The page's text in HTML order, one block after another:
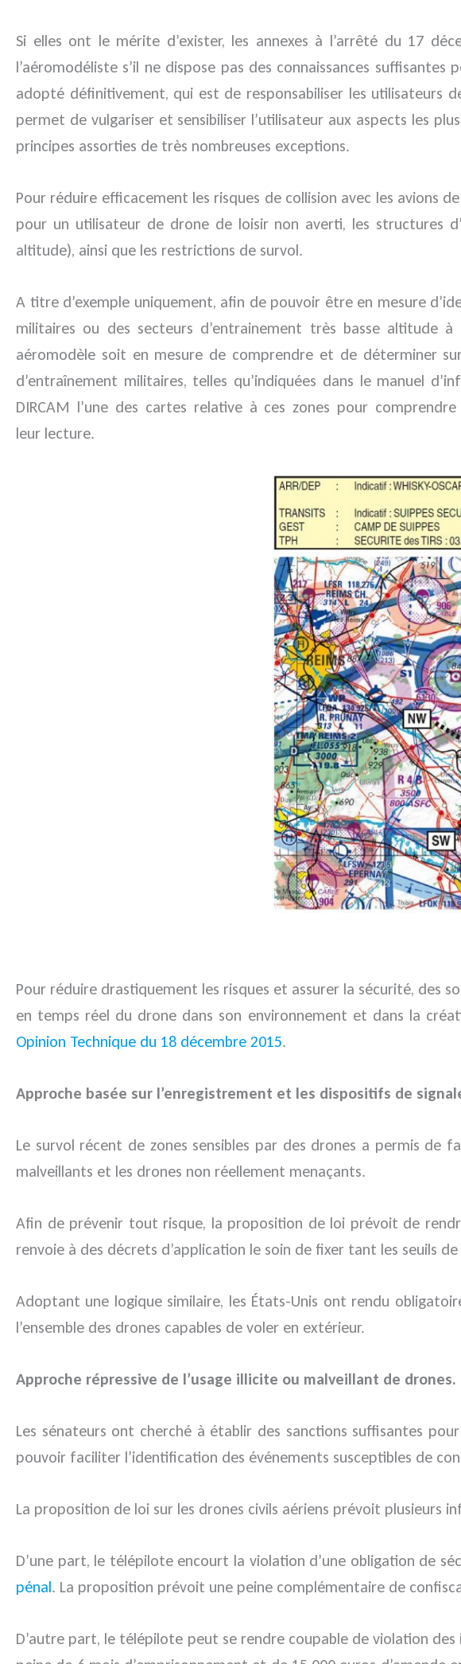
Si elles ont le mérite d’exister, les annexes à l’arrêté du 17
l’aéromodéliste s’il ne dispose pas des connaissances
adopté définitivement, qui est de responsabiliser les
permet de vulgariser et sensibiliser l’utilisateur aux aspects les
principes assorties de très nombreuses exceptions.
Pour réduire efficacement les risques de collision avec les avions
pour un utilisateur de drone de loisir non averti, les structures
altitude), ainsi que les restrictions de survol.
A titre d’exemple uniquement, afin de pouvoir être en mesure
militaires ou des secteurs d’entrainement très basse altitude
aéromodèle soit en mesure de comprendre et de déterminer
d’entraînement militaires, telles qu’indiquées dans le manuel
DIRCAM l’une des cartes relative à ces zones pour
leur lecture.
Pour réduire drastiquement les risques et assurer la sécurité, des
en temps réel du drone dans son environnement et dans la
Opinion Technique du 18 décembre 2015.
Approche basée sur l’enregistrement et les dispositifs de
Le survol récent de zones sensibles par des drones a permis
malveillants et les drones non réellement menaçants.
Afin de prévenir tout risque, la proposition de loi prévoit de
renvoie à des décrets d’application le soin de fixer tant les seuils
Adoptant une logique similaire, les États-Unis ont rendu
l’ensemble des drones capables de voler en extérieur.
Approche répressive de l’usage illicite ou malveillant de drones.
Les sénateurs ont cherché à établir des sanctions suffisantes
pouvoir faciliter l’identification des événements susceptibles de
La proposition de loi sur les drones civils aériens prévoit plusieurs
D’une part, le télépilote encourt la violation d’une obligation de
pénal. La proposition prévoit une peine complémentaire de
D’autre part, le télépilote peut se rendre coupable de violation des